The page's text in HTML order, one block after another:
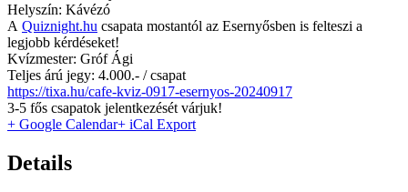
Helyszín: Kávézó
A Quiznight.hu csapata mostantól az Esernyősben is felteszi a
legjobb kérdéseket!
Kvízmester: Gróf Ági
Teljes árú jegy: 4.000.- / csapat
https://tixa.hu/cafe-kviz-0917-esernyos-20240917
3-5 fős csapatok jelentkezését várjuk!
+ Google Calendar+ iCal Export
Details